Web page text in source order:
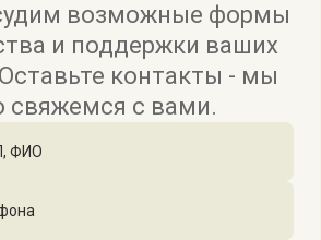
возможные формы
и поддержки ваших
контакты - мы
свяжемся с вами.